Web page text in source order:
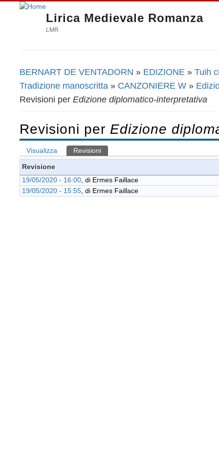
Lirica Medievale Romanza
LMR
Tu sei qui
BERNART DE VENTADORN » EDIZIONE » Tuih
Tradizione manoscritta » CANZONIERE W »
Revisioni per Edizione diplomatico-interpretativa
Revisioni per Edizione
Schede primarie
Visualizza Revisioni
Revisione
19/05/2020 - 16:00 , di Ermes Faillace
19/05/2020 - 15:55 , di Ermes Faillace